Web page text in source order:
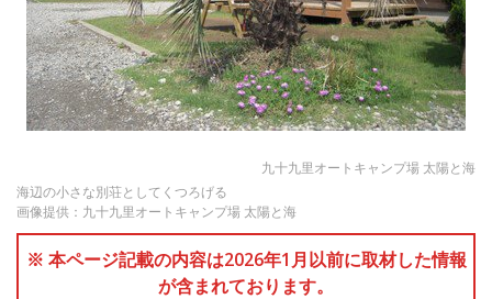
九十九里オートキャンプ場 太陽と海
海辺の小さな別荘としてくつろげる
画像提供：九十九里オートキャンプ場 太陽と海
※ 本ページ記載の内容は2026年1月以前に取材した情報
が含まれております。